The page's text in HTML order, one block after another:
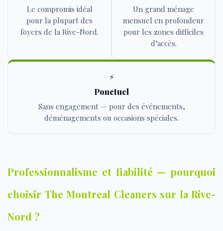
Le compromis idéal
pour la plupart des
foyers de la Rive-Nord.
Un grand ménage
mensuel en profondeur
pour les zones difficiles
d’accès.
⚡
Ponctuel
Sans engagement — pour des événements,
déménagements ou occasions spéciales.
Professionnalisme et fiabilité — pourquoi
choisir The Montreal Cleaners sur la Rive-
Nord ?